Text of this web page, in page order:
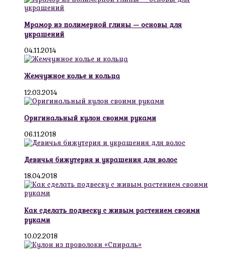
Мрамор из полимерной глины — основы для
украшений
04.11.2014
Жемчужное колье и кольца
12.03.2014
Оригинальный кулон своими руками
06.11.2018
Девичья бижутерия и украшения для волос
18.04.2018
Как сделать подвеску с живым растением своими
руками
10.02.2018